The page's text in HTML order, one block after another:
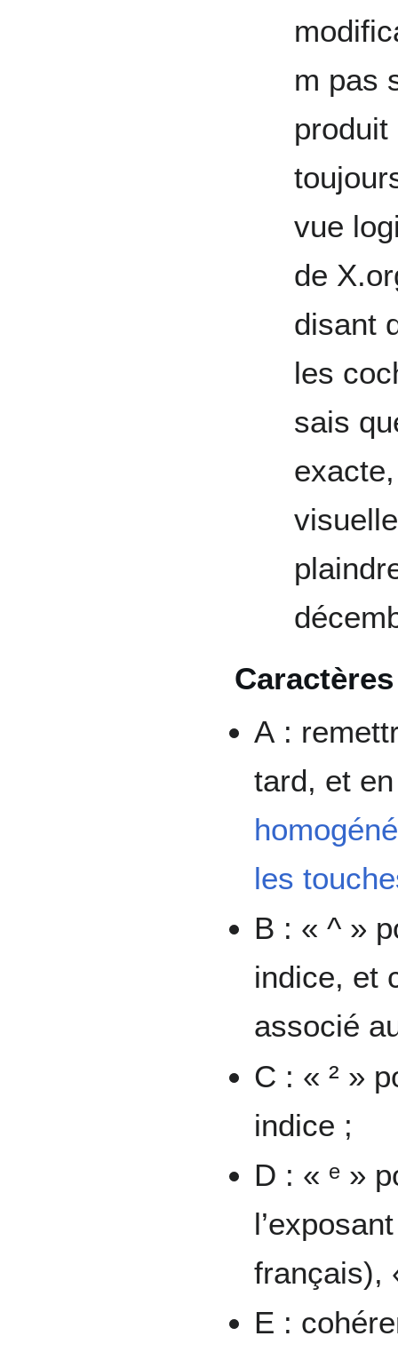
m pas
produit
vue
de
disant
les
sais
A :
tard, et
les
B : « ^ »
indice, et
associé
C : « ² »
indice ;
D : « ᵉ »
français),
E :